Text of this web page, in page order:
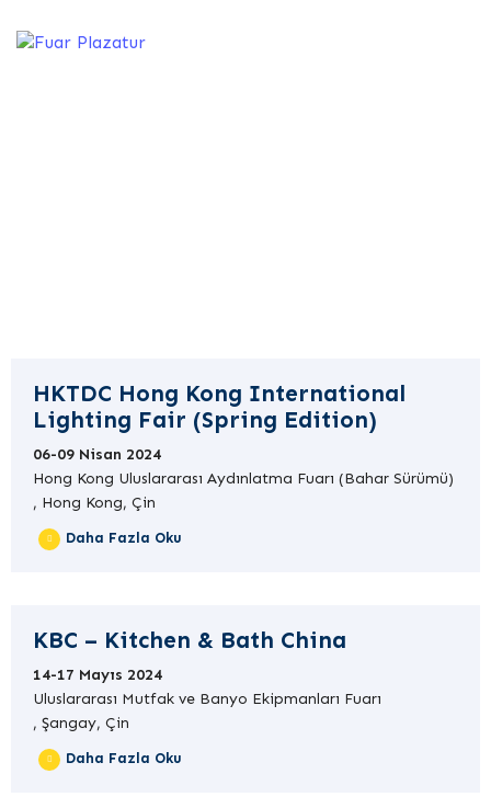
HKTDC Hong Kong International
Lighting Fair (Spring Edition)
06-09 Nisan 2024
Hong Kong Uluslararası Aydınlatma Fuarı (Bahar Sürümü)
, Hong Kong, Çin
Daha Fazla Oku
KBC – Kitchen & Bath China
14-17 Mayıs 2024
Uluslararası Mutfak ve Banyo Ekipmanları Fuarı
, Şangay, Çin
Daha Fazla Oku